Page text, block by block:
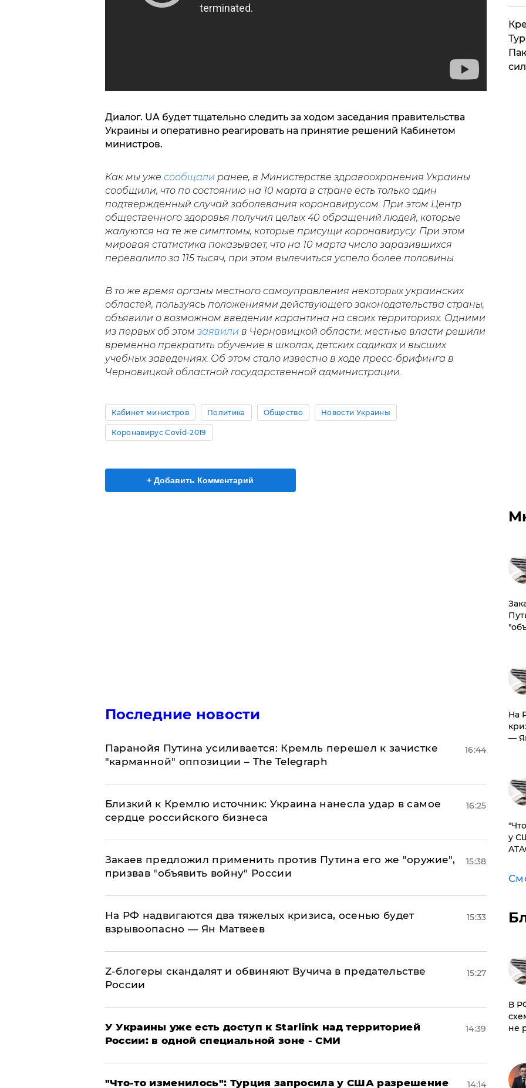
Диалог. UA будет тщательно следить за ходом заседания правительства
Украины и оперативно реагировать на принятие решений Кабинетом
министров.
Как мы уже сообщали ранее, в Министерстве здравоохранения Украины
сообщили, что по состоянию на 10 марта в стране есть только один
подтвержденный случай заболевания коронавирусом. При этом Центр
общественного здоровья получил целых 40 обращений людей, которые
жалуются на те же симптомы, которые присущи коронавирусу. При этом
мировая статистика показывает, что на 10 марта число заразившихся
перевалило за 115 тысяч, при этом вылечиться успело более половины.
В то же время органы местного самоуправления некоторых украинских
областей, пользуясь положениями действующего законодательства страны,
объявили о возможном введении карантина на своих территориях. Одними
из первых об этом заявили в Черновицкой области: местные власти решили
временно прекратить обучение в школах, детских садиках и высших
учебных заведениях. Об этом стало известно в ходе пресс-брифинга в
Черновицкой областной государственной администрации.
Кабинет министров Политика Общество Новости Украины
Коронавирус Covid-2019
+ Добавить Комментарий
Последние новости
Паранойя Путина усиливается: Кремль перешел к зачистке
"карманной" оппозиции – The Telegraph
16:44
Близкий к Кремлю источник: Украина нанесла удар в самое
сердце российского бизнеса
16:25
Закаев предложил применить против Путина его же "оружие",
призвав "объявить войну" России
15:38
На РФ надвигаются два тяжелых кризиса, осенью будет
взрывоопасно — Ян Матвеев
15:33
Z-блогеры скандалят и обвиняют Вучича в предательстве
России
15:27
У Украины уже есть доступ к Starlink над территорией
России: в одной специальной зоне - СМИ
14:39
​"Что-то изменилось": Турция запросила у США разрешение 14:14
На
—
у
​В
не